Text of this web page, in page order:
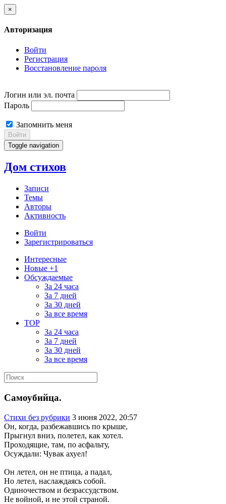
×
Авторизация
Войти
Регистрация
Восстановление пароля
Логин или эл. почта
Пароль
Запомнить меня
Войти
Toggle navigation
Дом стихов
Записи
Темы
Авторы
Активность
Войти
Зарегистрироваться
Интересные
Новые +1
Обсуждаемые
За 24 часа
За 7 дней
За 30 дней
За все время
TOP
За 24 часа
За 7 дней
За 30 дней
За все время
Самоубийца.
Стихи без рубрики 3 июня 2022, 20:57
Он, когда, разбежавшись по крыше,
Прыгнул вниз, полетел, как хотел.
Проходящие, там, по асфальту,
Осуждали: Чувак ахуел!
Он летел, он не птица, а падал,
Но летел, наслаждаясь собой.
Одиночеством и безрассудством.
Не войной, и не этой страной.